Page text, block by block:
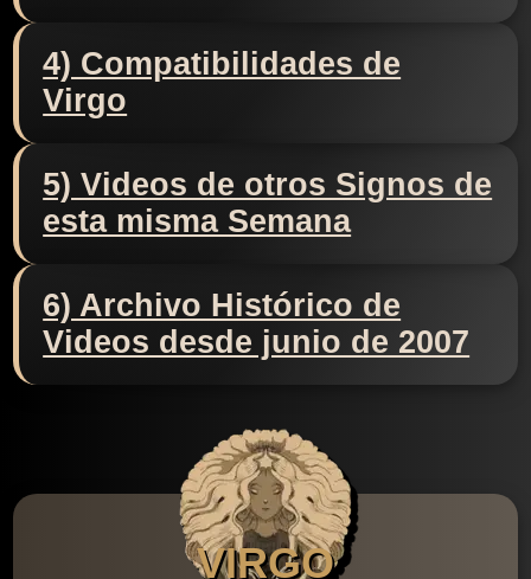
4) Compatibilidades de
Virgo
5) Videos de otros Signos de
esta misma Semana
6) Archivo Histórico de
Videos desde junio de 2007
VIRGO